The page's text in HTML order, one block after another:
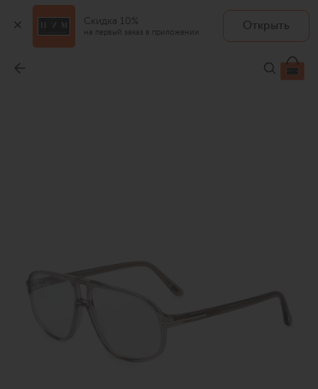
Скидка 10%
на первый заказ в приложении
Открыть